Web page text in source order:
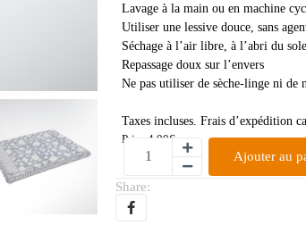
Lavage à la main ou en machine
Utiliser une lessive douce, sans
Séchage à l’air libre, à l’abri du
Repassage doux sur l’envers
Ne pas utiliser de sèche-linge ni de
Taxes incluses. Frais d’expédition
Prix:
4,00€
Ajouter au
Share: